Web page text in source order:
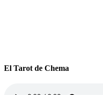
El Tarot de Chema